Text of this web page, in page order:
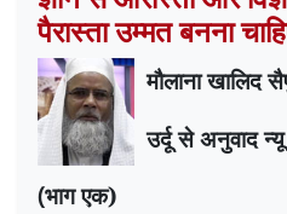
पैरास्ता उम्मत बनना
मौलाना खालिद
उर्दू से अनुवाद
(भाग एक)